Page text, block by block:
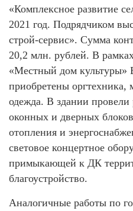
«Комплексное развитие
2021 год. Подрядчиком
строй-сервис». Сумма
20,2 млн. рублей. В
«Местный дом культуры»
приобретены оргтехника,
одежда. В здании провели
оконных и дверных
отопления и
световое концертное
примыкающей к ДК
благоустройство.
Аналогичные работы по